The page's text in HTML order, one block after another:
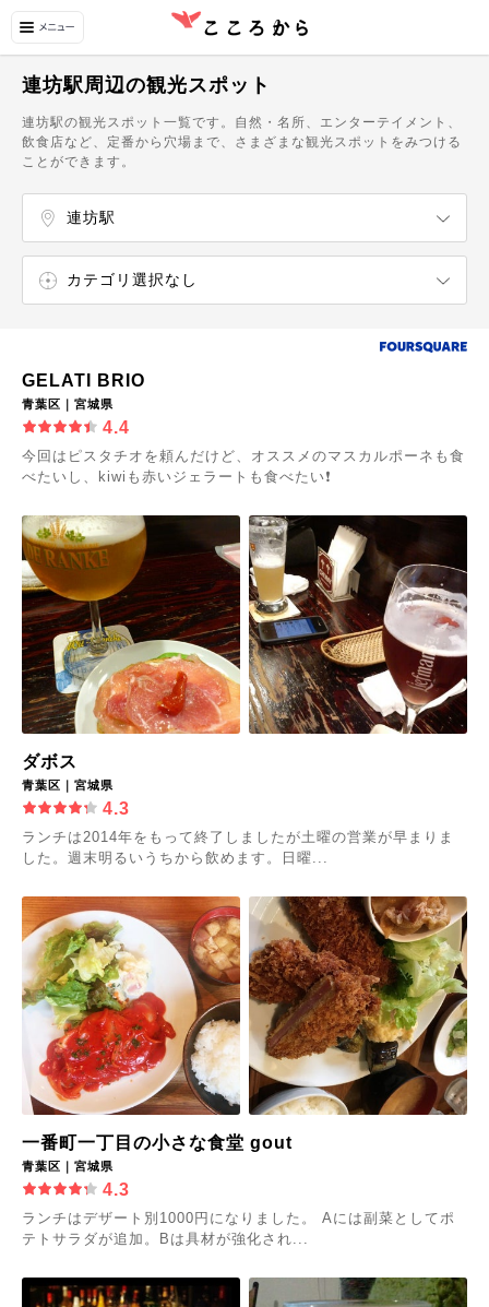
連坊駅周辺の観光スポット
連坊駅の観光スポット一覧です。自然・名所、エンターテイメント、
飲食店など、定番から穴場まで、さまざまな観光スポットをみつける
ことができます。
連坊駅
カテゴリ選択なし
GELATI BRIO
青葉区｜宮城県
4.4
今回はピスタチオを頼んだけど、オススメのマスカルポーネも食
べたいし、kiwiも赤いジェラートも食べたい❗
ダボス
青葉区｜宮城県
4.3
ランチは2014年をもって終了しましたが土曜の営業が早まりま
した。週末明るいうちから飲めます。日曜...
一番町一丁目の小さな食堂 gout
青葉区｜宮城県
4.3
ランチはデザート別1000円になりました。 Aには副菜としてポ
テトサラダが追加。Bは具材が強化され...